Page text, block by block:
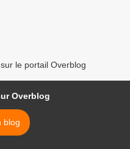
le portail Overblog
Overblog
blog